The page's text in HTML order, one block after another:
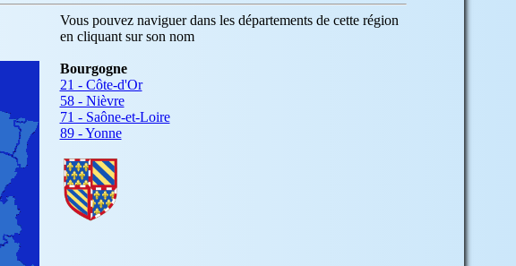
Vous pouvez naviguer dans les départements de cette région
en cliquant sur son nom
Bourgogne
21 - Côte-d'Or
58 - Nièvre
71 - Saône-et-Loire
89 - Yonne